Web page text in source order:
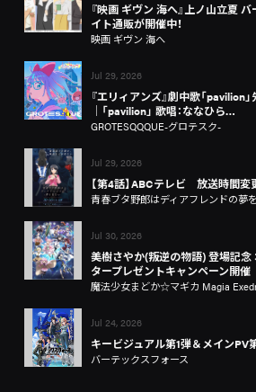
『映画 ギヴン 海へ』上ノ山立夏
イト通販が開催中！
映画 ギヴン 海へ
Jul 29, 2026
『エリィアンズ』劇中歌「pavilion
│「pavilion」 歌唱：ななひら…
GROTESQQQUE-グロテスク-
Jul 29, 2026
【第4話】ABCテレビ 放送時間変
青春ブタ野郎はディアフレンドの夢
Jul 30, 2026
美樹さやか(叛逆の物語) 登場記念
タープレゼントキャンペーン開催
魔法少女まどか☆マギカ Magia
Jul 24, 2026
キービジュアル第1弾＆メインPV
バーテックスフォース